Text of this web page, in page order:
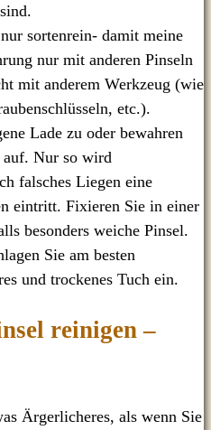
sortenrein- damit meine
nur mit anderen Pinseln
mit anderem Werkzeug (wie
etc.).
Lade zu oder bewahren
auf. Nur so wird
falsches Liegen eine
eintritt. Fixieren Sie in einer
besonders weiche Pinsel.
Sie am besten
und trockenes Tuch ein.
reinigen –
Ärgerlicheres, als wenn Sie